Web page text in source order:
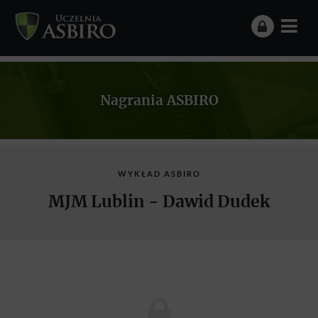
Nagrania ASBIRO
WYKŁAD ASBIRO
MJM Lublin - Dawid Dudek